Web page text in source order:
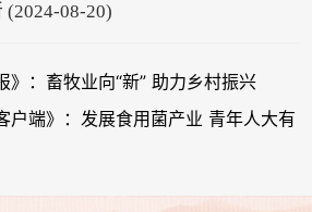
(2024-08-20)
》：畜牧业向“新” 助力乡村振兴
户端》：发展食用菌产业 青年人大有